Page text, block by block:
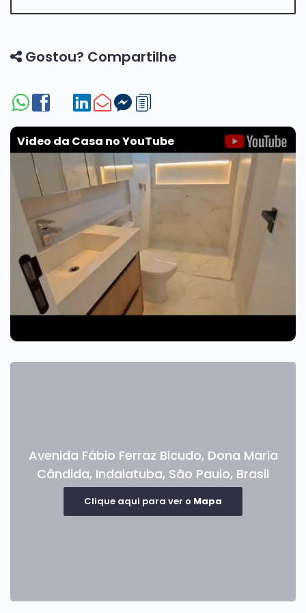
* Portaria 24h
* ⁠Salao de festas
* ⁠quadra de tênis
* ⁠quadra society
* ⁠playground
* ⁠fiação subterrânea
LOCALIZAÇÃO: melhor localização de indaiatuba , apenas 2
minutos do parque ecológico , rodeado de comércios ,
farmácias , consultórios médicos , mercados próximos !
Agende agora mesmo sua visita, estamos á disposição
pata te atender!
Gostou? Compartilhe
Video da Casa no YouTube
Avenida Fábio Ferraz Bicudo, Dona Maria
Cândida, Indaiatuba, São Paulo, Brasil
Clique aqui para ver o Mapa